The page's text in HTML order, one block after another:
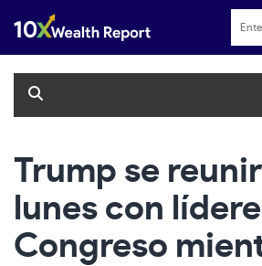
content
Trump se
lunes con
Congreso